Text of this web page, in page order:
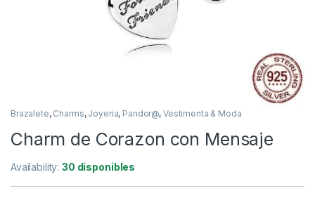
Brazalete, Charms, Joyeria, Pandor@, Vestimenta & Moda
Charm de Corazon con Mensaje
Availability:30 disponibles